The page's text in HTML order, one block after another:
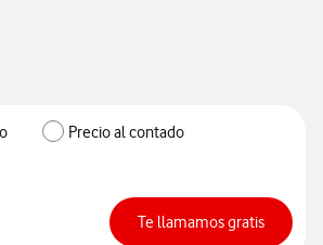
Precio al contado
Te llamamos gratis